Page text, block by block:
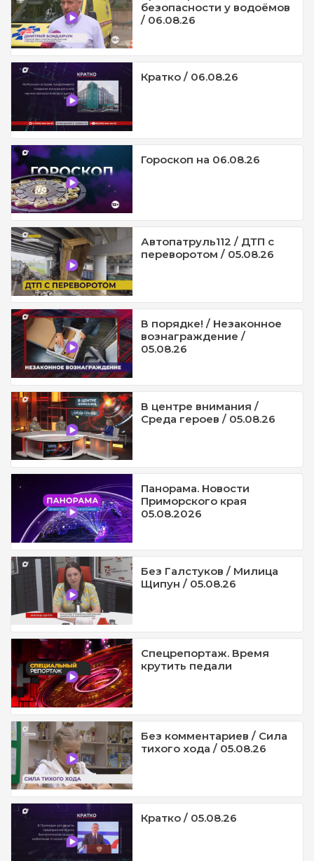
безопасности у водоёмов
/ 06.08.26
Кратко / 06.08.26
Гороскоп на 06.08.26
Автопатруль112 / ДТП с
переворотом / 05.08.26
В порядке! / Незаконное
вознаграждение /
05.08.26
В центре внимания /
Среда героев / 05.08.26
Панорама. Новости
Приморского края
05.08.2026
Без Галстуков / Милица
Щипун / 05.08.26
Спецрепортаж. Время
крутить педали
Без комментариев / Сила
тихого хода / 05.08.26
Кратко / 05.08.26